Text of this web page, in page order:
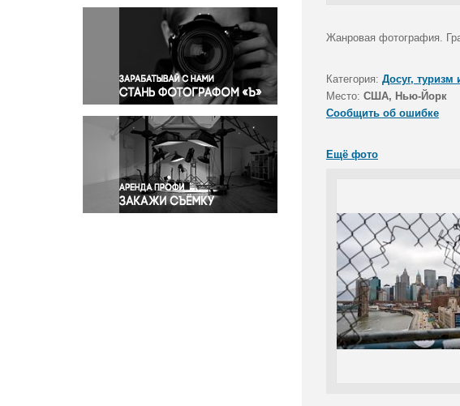
Окружающая среда
Политика
Правосудие
Происшествия и конфликты
Религия
Светская жизнь
Спорт
Экология
Экономика и бизнес
Жанровая фотография.
Категория: Досуг, туризм
Место: США, Нью-Йорк
Сообщить об ошибке
Ещё фото